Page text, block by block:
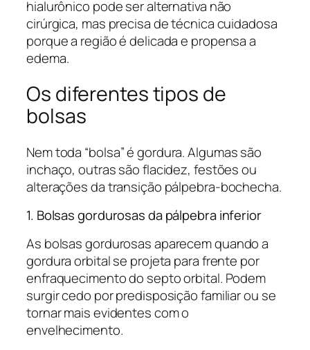
hialurônico pode ser alternativa não
cirúrgica, mas precisa de técnica cuidadosa
porque a região é delicada e propensa a
edema.
Os diferentes tipos de
bolsas
Nem toda “bolsa” é gordura. Algumas são
inchaço, outras são flacidez, festões ou
alterações da transição pálpebra-bochecha.
1. Bolsas gordurosas da pálpebra inferior
As bolsas gordurosas aparecem quando a
gordura orbital se projeta para frente por
enfraquecimento do septo orbital. Podem
surgir cedo por predisposição familiar ou se
tornar mais evidentes com o
envelhecimento.